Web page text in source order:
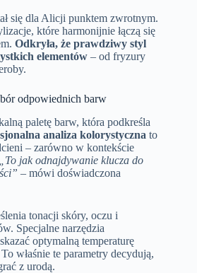
się dla Alicji punktem zwrotnym.
które harmonijnie łączą się
Odkryła, że prawdziwy styl
elementów – od fryzury
odpowiednich barw
paletę barw, która podkreśla
analiza kolorystyczna to
– zarówno w kontekście
„To jak odnajdywanie klucza do
– mówi doświadczona
tonacji skóry, oczu i
Specjalne narzędzia
optymalną temperaturę
właśnie te parametry decydują,
z urodą.